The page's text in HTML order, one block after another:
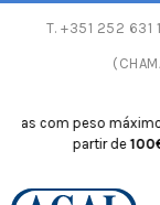
T. +351 252 631
com peso máximo de
partir de100€!